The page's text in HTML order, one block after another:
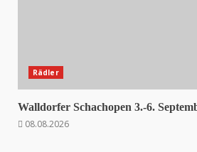
Rädler
Walldorfer Schachopen 3.-6.
08.08.2026